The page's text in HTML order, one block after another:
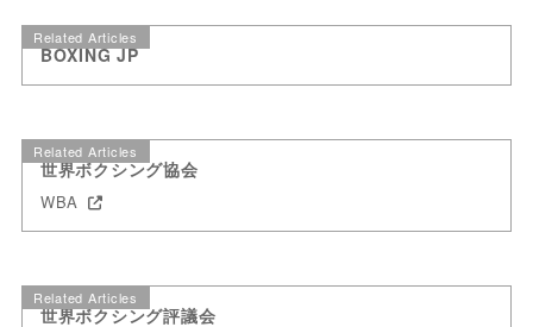
Related Articles
BOXING JP
Related Articles
世界ボクシング協会
WBA
Related Articles
世界ボクシング評議会